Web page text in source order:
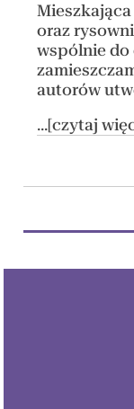
oraz
wspólnie do
autorów
...[czytaj